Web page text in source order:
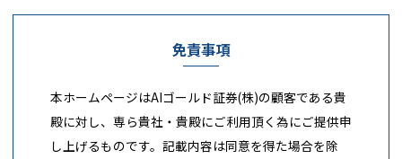
免責事項
本ホームページはAIゴールド証券(株)の顧客である貴
殿に対し、専ら貴社・貴殿にご利用頂く為にご提供申
し上げるものです。記載内容は同意を得た場合を除